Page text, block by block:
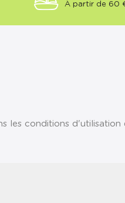
À partir de 60
les conditions d'utilisation